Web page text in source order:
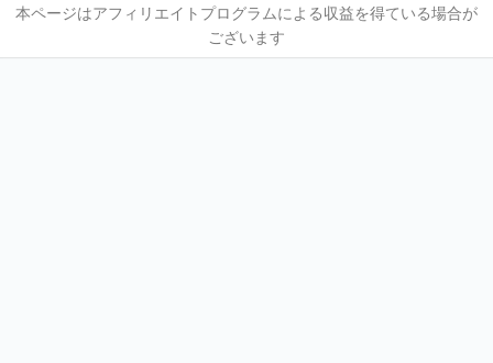
本ページはアフィリエイトプログラムによる収益を得ている場合が
ございます